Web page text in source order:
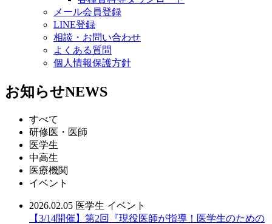
メール会員登録
LINE登録
相談・お問い合わせ
よくある質問
個人情報保護方針
お知らせNEWS
すべて
研修医・医師
医学生
中高生
医療機関
イベント
2026.02.05 医学生 イベント
【3/14開催】第2回『現役医師が指導！医学生のための